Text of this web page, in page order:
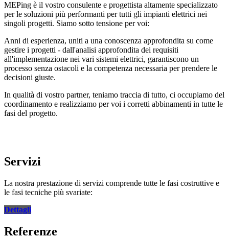
MEPing è il vostro consulente e progettista altamente specializzato
per le soluzioni più performanti per tutti gli impianti elettrici nei
singoli progetti. Siamo sotto tensione per voi:
Anni di esperienza, uniti a una conoscenza approfondita su come
gestire i progetti - dall'analisi approfondita dei requisiti
all'implementazione nei vari sistemi elettrici, garantiscono un
processo senza ostacoli e la competenza necessaria per prendere le
decisioni giuste.
In qualità di vostro partner, teniamo traccia di tutto, ci occupiamo del
coordinamento e realizziamo per voi i corretti abbinamenti in tutte le
fasi del progetto.
Servizi
La nostra prestazione di servizi comprende tutte le fasi costruttive e
le fasi tecniche più svariate:
Dettagli
Referenze